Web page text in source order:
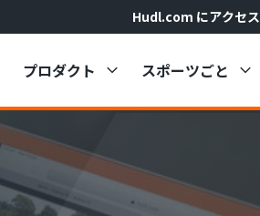
Hudl.com にアクセス
プロダクト
Indoor Wyscout
スポーツごと
バスケットボールの分析サポート